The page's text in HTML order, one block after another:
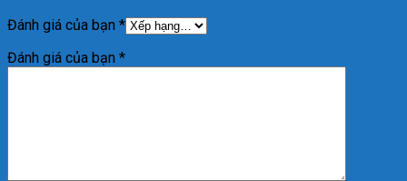
Đánh giá của bạn *
Đánh giá của bạn *